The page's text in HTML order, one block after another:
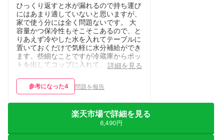
ひっくり返すと水が漏れるので持ち運び
にはあまり適していないと思いますが、
家で使う分には全く問題ないです。 大
容量かつ保冷性もそこそこあるので、と
りあえず冷やした水を入れてテーブルに
置いておくだけで気軽に水分補給ができ
ます。些細なことですが冷蔵庫からポッ
トを出してコップに入れて、という手順
えます。 下の方がスリムになっている
ので車のドリンクホルダーにフィットし
す。 リーズナブルとは言えませんが、
いいものであることは間違いないと思い
詳細を見る
参考になった4 問題を報告
楽天市場で詳細を見る
6,490円